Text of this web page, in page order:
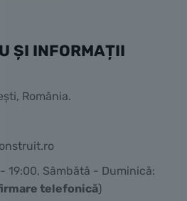
ȘI INFORMAȚII
România.
19:00, Sâmbătă - Duminică:
telefonică)